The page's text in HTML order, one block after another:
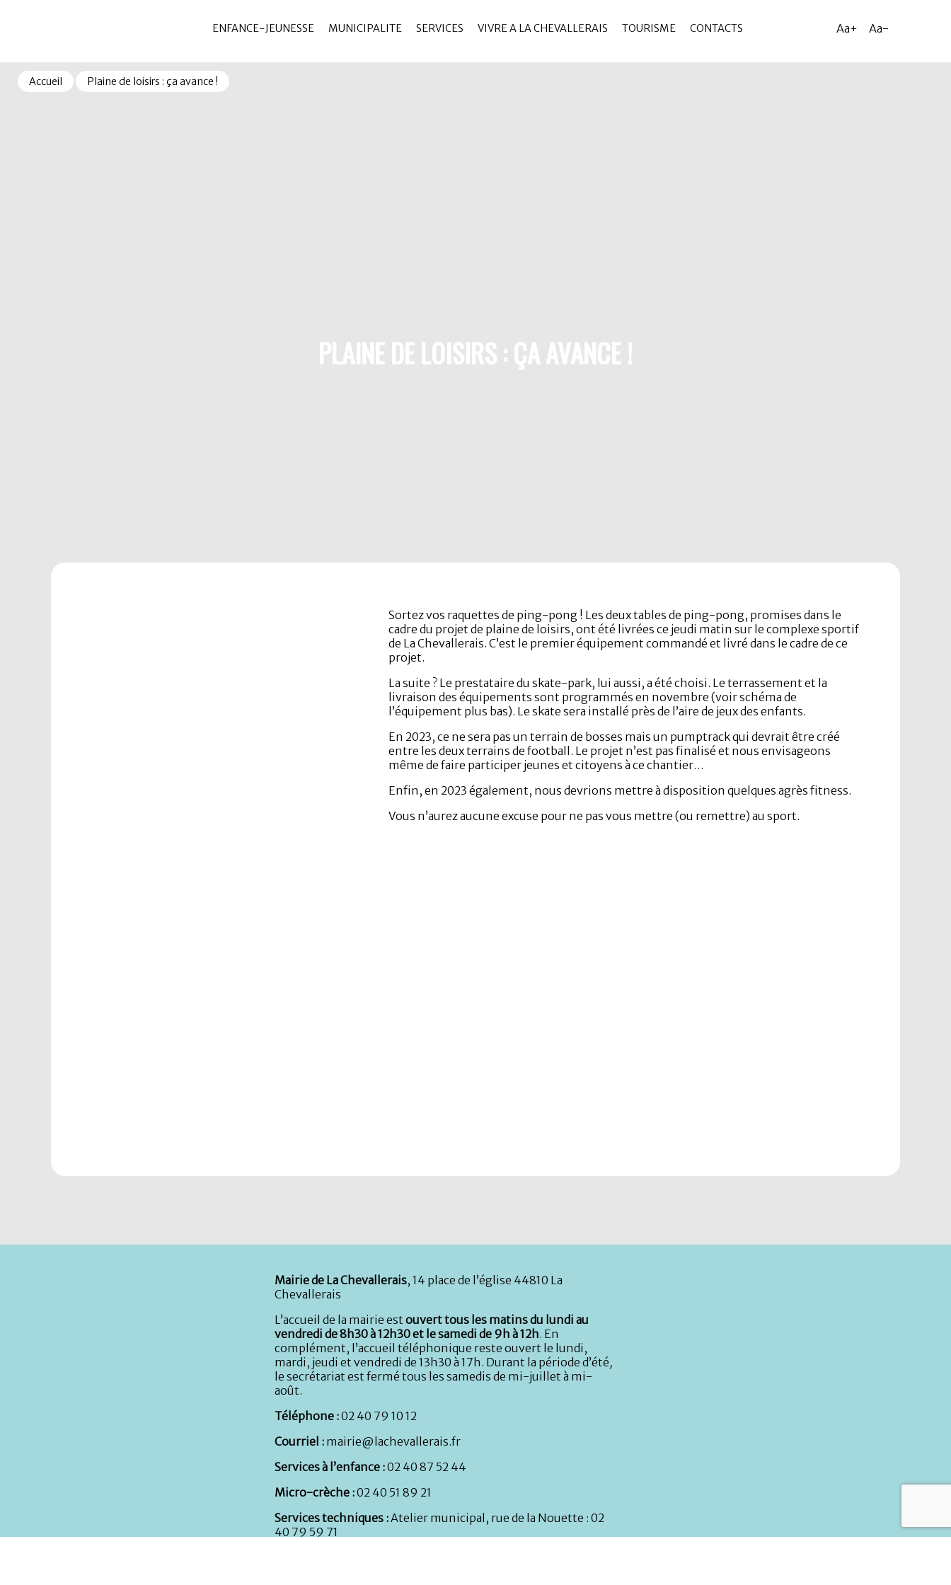
ENFANCE-JEUNESSE MUNICIPALITE SERVICES VIVRE A LA CHEVALLERAIS TOURISME CONTACTS Aa+ Aa-
Accueil Plaine de loisirs : ça avance !
PLAINE DE LOISIRS : ÇA AVANCE !
Sortez vos raquettes de ping-pong ! Les deux tables de ping-pong, promises dans le
cadre du projet de plaine de loisirs, ont été livrées ce jeudi matin sur le complexe sportif
de La Chevallerais. C’est le premier équipement commandé et livré dans le cadre de ce
projet.
La suite ? Le prestataire du skate-park, lui aussi, a été choisi. Le terrassement et la
livraison des équipements sont programmés en novembre (voir schéma de
l’équipement plus bas). Le skate sera installé près de l’aire de jeux des enfants.
En 2023, ce ne sera pas un terrain de bosses mais un pumptrack qui devrait être créé
entre les deux terrains de football. Le projet n’est pas finalisé et nous envisageons
même de faire participer jeunes et citoyens à ce chantier…
Enfin, en 2023 également, nous devrions mettre à disposition quelques agrès fitness.
Vous n’aurez aucune excuse pour ne pas vous mettre (ou remettre) au sport.
Mairie de La Chevallerais, 14 place de l’église 44810 La
Chevallerais
L’accueil de la mairie est ouvert tous les matins du lundi au
vendredi de 8h30 à 12h30 et le samedi de 9h à 12h. En
complément, l’accueil téléphonique reste ouvert le lundi,
mardi, jeudi et vendredi de 13h30 à 17h. Durant la période d’été,
le secrétariat est fermé tous les samedis de mi-juillet à mi-
août.
Téléphone :02 40 79 10 12
Courriel : mairie@lachevallerais.fr
Services à l’enfance :02 40 87 52 44
Micro-crèche :02 40 51 89 21
Services techniques :Atelier municipal, rue de la Nouette : 02
40 79 59 71